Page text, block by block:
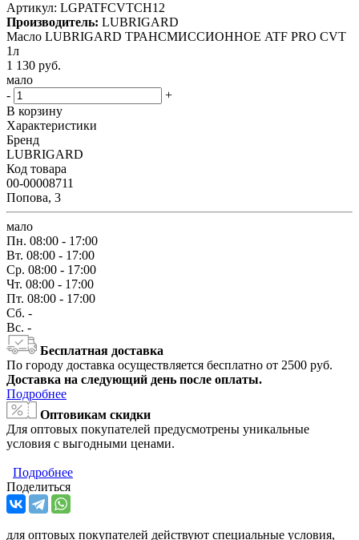
Артикул: LGPATFCVTCH12
Производитель: LUBRIGARD
Масло LUBRIGARD ТРАНСМИССИОННОЕ ATF PRO CVT
1л
1 130 руб.
мало
-
+
В корзину
Характеристики
Бренд
LUBRIGARD
Код товара
00-00008711
Попова, 3
мало
Пн. 08:00 - 17:00
Вт. 08:00 - 17:00
Ср. 08:00 - 17:00
Чт. 08:00 - 17:00
Пт. 08:00 - 17:00
Сб. -
Вс. -
Бесплатная доставка
По городу доставка осуществляется бесплатно от 2500 руб.
Доставка на следующий день после оплаты.
Подробнее
Оптовикам скидки
Для оптовых покупателей предусмотрены уникальные
условия с выгодными ценами.
Подробнее
Поделиться
для оптовых покупателей действуют специальные условия,